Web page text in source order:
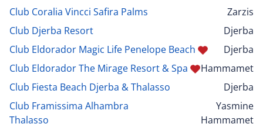
Club Coralia Vincci Safira Palms
Zarzis
Club Djerba Resort
Djerba
Club Eldorador Magic Life Penelope Beach
Djerba
Club Eldorador The Mirage Resort & Spa
Hammamet
Club Fiesta Beach Djerba & Thalasso
Djerba
Club Framissima Alhambra
Thalasso
Yasmine
Hammamet